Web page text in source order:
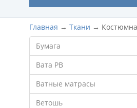
Главная → Ткани →
Бумага
Вата РВ
Ватные матрасы
Ветошь